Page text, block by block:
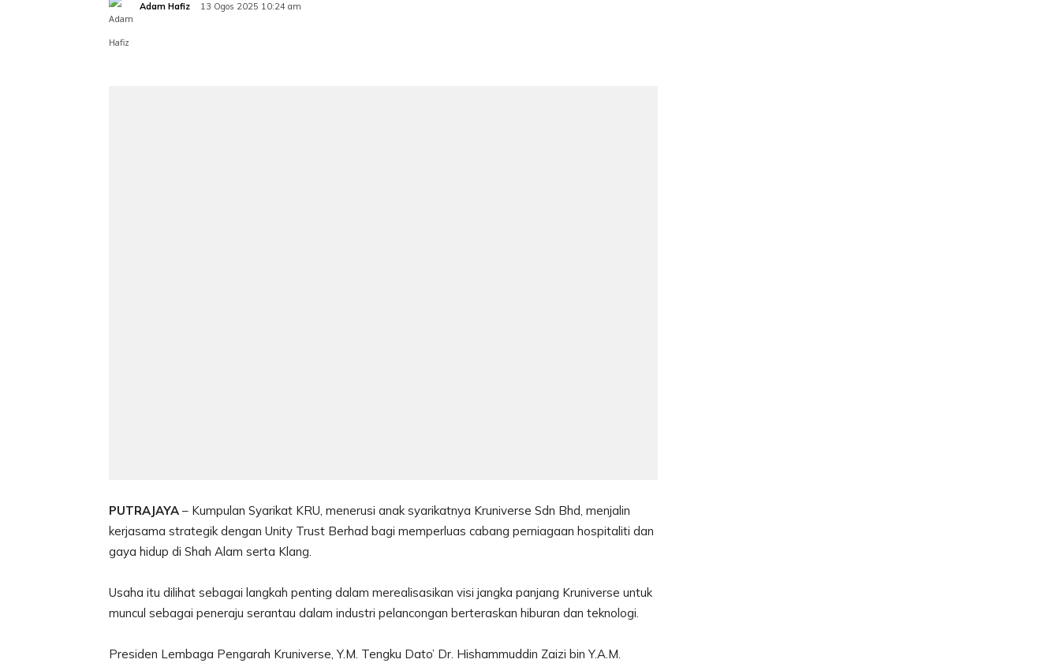
Adam Hafiz 13 Ogos 2025 10:24 am
PUTRAJAYA – Kumpulan Syarikat KRU, menerusi anak syarikatnya Kruniverse Sdn Bhd, menjalin
kerjasama strategik dengan Unity Trust Berhad bagi memperluas cabang perniagaan hospitaliti dan
gaya hidup di Shah Alam serta Klang.
Usaha itu dilihat sebagai langkah penting dalam merealisasikan visi jangka panjang Kruniverse untuk
muncul sebagai peneraju serantau dalam industri pelancongan berteraskan hiburan dan teknologi.
Presiden Lembaga Pengarah Kruniverse, Y.M. Tengku Dato’ Dr. Hishammuddin Zaizi bin Y.A.M.